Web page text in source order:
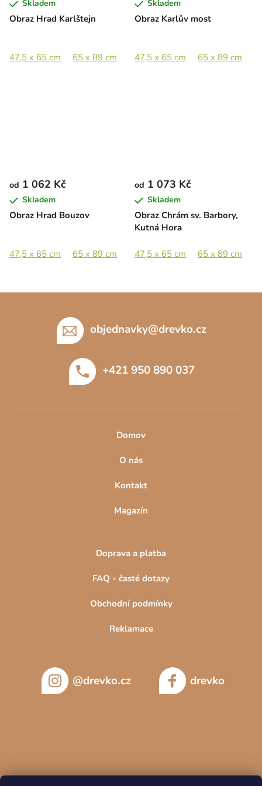
Obraz Hrad Karlštejn
Skladem
47,5 x 65 cm 65 x 89 cm 89 x 122 cm
Obraz Karlův most
Skladem
47,5 x 65 cm 65 x 89 cm
Obraz Hrad Bouzov
od 1 062 Kč
Skladem
47,5 x 65 cm 65 x 89 cm 89 x 122 cm
Obraz Chrám sv. Barbory,
Kutná Hora
od 1 073 Kč
Skladem
47,5 x 65 cm 65 x 89 cm
objednavky@drevko.cz
+421 950 890 037
Domov
O nás
Kontakt
Magazín
Doprava a platba
FAQ - časté dotazy
Obchodní podmínky
Reklamace
@drevko.cz drevko